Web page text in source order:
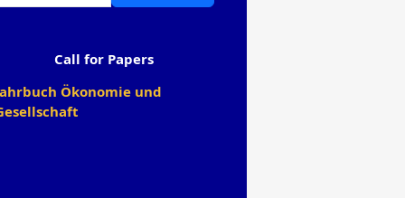
Call for Papers
Ökonomie und